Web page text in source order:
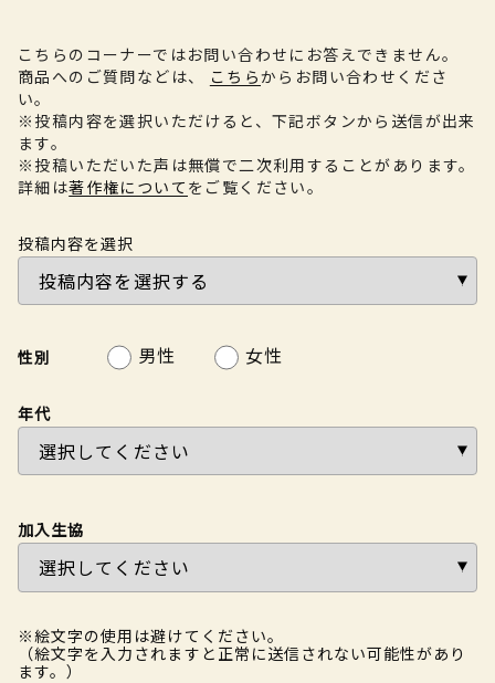
こちらのコーナーではお問い合わせにお答えできません。
商品へのご質問などは、
こちらからお問い合わせくださ
い。
※投稿内容を選択いただけると、下記ボタンから送信が出来
ます。
※投稿いただいた声は無償で二次利用することがあります。
詳細は著作権について をご覧ください。
投稿内容を選択
性別 男性 女性
年代
加入生協
※絵文字の使用は避けてください。
（絵文字を入力されますと正常に送信されない可能性があり
ます。）